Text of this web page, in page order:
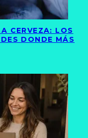
CERVEZA: LOS
DONDE MÁS